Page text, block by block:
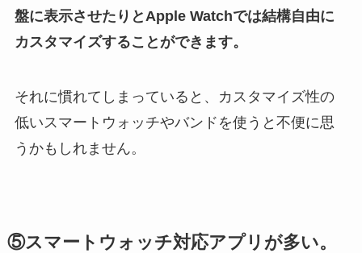
盤に表示させたりとApple Watchでは結構自由に
カスタマイズすることができます。
それに慣れてしまっていると、カスタマイズ性の
低いスマートウォッチやバンドを使うと不便に思
うかもしれません。
⑤スマートウォッチ対応アプリが多い。